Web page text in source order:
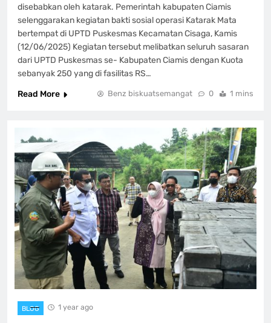
disebabkan oleh katarak. Pemerintah kabupaten Ciamis
selenggarakan kegiatan bakti sosial operasi Katarak Mata
bertempat di UPTD Puskesmas Kecamatan Cisaga, Kamis
(12/06/2025) Kegiatan tersebut melibatkan seluruh sasaran
dari UPTD Puskesmas se- Kabupaten Ciamis dengan Kuota
sebanyak 250 yang di fasilitas RS…
Read More
Benz biskuatsemangat 0 1 mins
BLOG 1 year ago